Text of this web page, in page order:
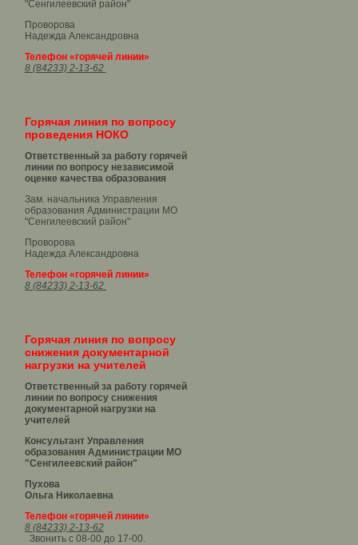
"Сенгилеевский район"
Проворова
Надежда Александровна
Телефон «горячей линии»
8 (84233) 2-13-62
Горячая линия по вопросу
проведения НОКО
Ответственный за работу горячей
линии по вопросу независимой
оценке качества образования
Зам. начальника Управления
образования Администрации МО
"Сенгилеевский район"
Проворова
Надежда Александровна
Телефон «горячей линии»
8 (84233) 2-13-62
Горячая линия по вопросу
снижения документарной
нагрузки на учителей
Ответственный за работу горячей
линии по вопросу снижения
документарной нагрузки на
учителей
Консультант Управления
образования Администрации МО
"Сенгилеевский район"
Пухова
Ольга Николаевна
Телефон «горячей линии»
8 (84233) 2-13-62
Звонить с 08-00 до 17-00.